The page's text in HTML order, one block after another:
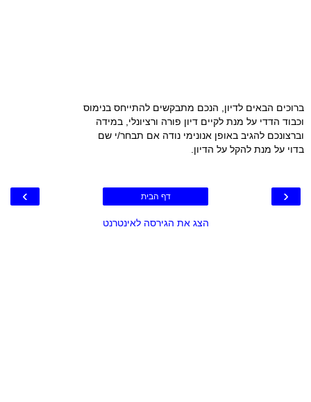
ברוכים הבאים לדיון, הנכם מתבקשים להתייחס בנימוס
וכבוד הדדי על מנת לקיים דיון פורה ורציונלי, במידה
וברצונכם להגיב באופן אנונימי נודה אם תבחר/י שם
בדוי על מנת להקל על הדיון.
‹
› דף הבית
הצג את הגירסה לאינטרנט